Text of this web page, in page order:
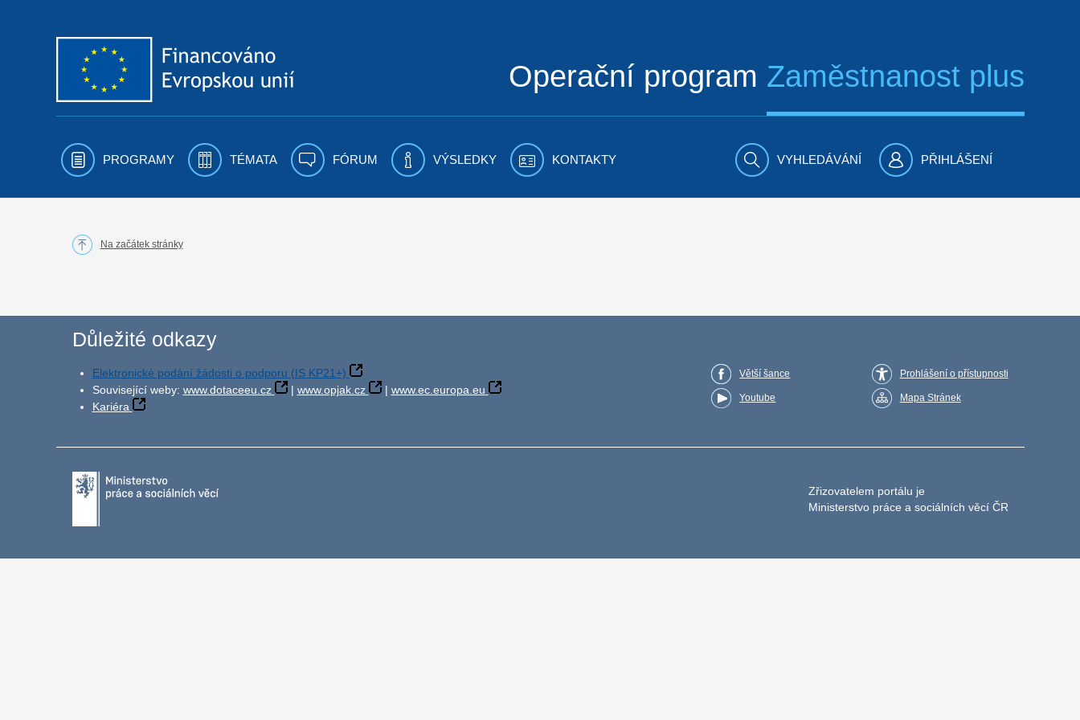
Operační program Zaměstnanost plus
PROGRAMY TÉMATA FÓRUM VÝSLEDKY KONTAKTY VYHLEDÁVÁNÍ PŘIHLÁŠENÍ
Na začátek stránky
Důležité odkazy
Elektronické podání žádosti o podporu (IS KP21+)
Související weby: www.dotaceeu.cz | www.opjak.cz | www.ec.europa.eu
Kariéra
Větší šance
Youtube
Prohlášení o přístupnosti
Mapa Stránek
Zřizovatelem portálu je
Ministerstvo práce a sociálních věcí ČR